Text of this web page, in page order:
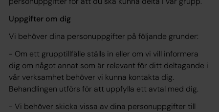
Uppgifter om dig
Vi behöver dina personuppgifter på följande grunder:
- Om ett grupptillfälle ställs in eller om vi vill informera
dig om något annat som är relevant för ditt deltagande i
vår verksamhet behöver vi kunna kontakta dig.
Behandlingen utförs för att uppfylla ett avtal med dig.
- Vi behöver skicka vissa av dina personuppgifter till